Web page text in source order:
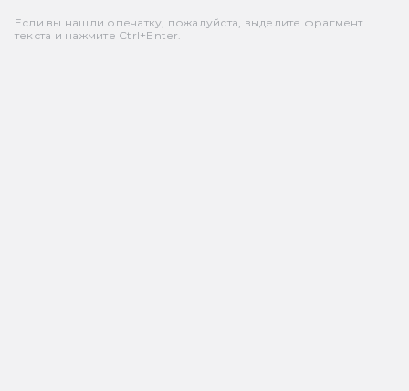
Если вы нашли опечатку, пожалуйста, выделите фрагмент
текста и нажмите Ctrl+Enter.